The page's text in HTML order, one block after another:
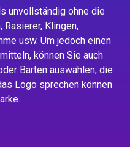
unvollständig ohne die
Klingen,
usw. Um jedoch einen
können Sie auch
Barten auswählen, die
Logo sprechen können